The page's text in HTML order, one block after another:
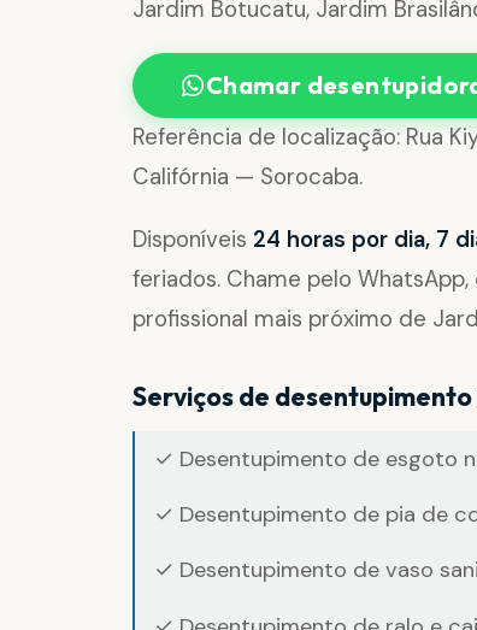
Jardim Botucatu, Jardim
Chamar
Referência de localização: Rua
Califórnia — Sorocaba.
Disponíveis 24 horas por dia, 7
feriados. Chame pelo
profissional mais próximo de
Serviços de
✓ Desentupimento de esgoto
✓ Desentupimento de pia de
✓ Desentupimento de vaso